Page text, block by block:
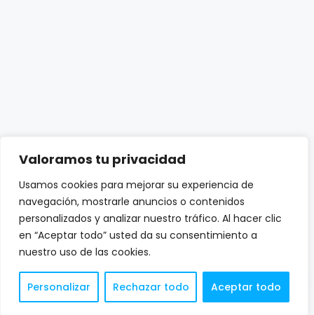
Valoramos tu privacidad
Usamos cookies para mejorar su experiencia de
navegación, mostrarle anuncios o contenidos
personalizados y analizar nuestro tráfico. Al hacer clic
en “Aceptar todo” usted da su consentimiento a
nuestro uso de las cookies.
Personalizar Rechazar todo Aceptar todo